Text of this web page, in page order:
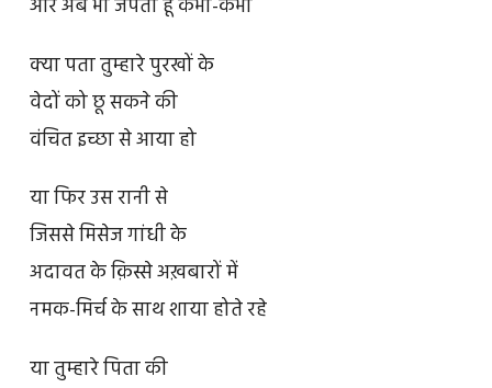
और अब भी जपता हूँ कभी-कभी
क्या पता तुम्हारे पुरखों के
वेदों को छू सकने की
वंचित इच्छा से आया हो
या फिर उस रानी से
जिससे मिसेज गांधी के
अदावत के क़िस्से अख़बारों में
नमक-मिर्च के साथ शाया होते रहे
या तुम्हारे पिता की